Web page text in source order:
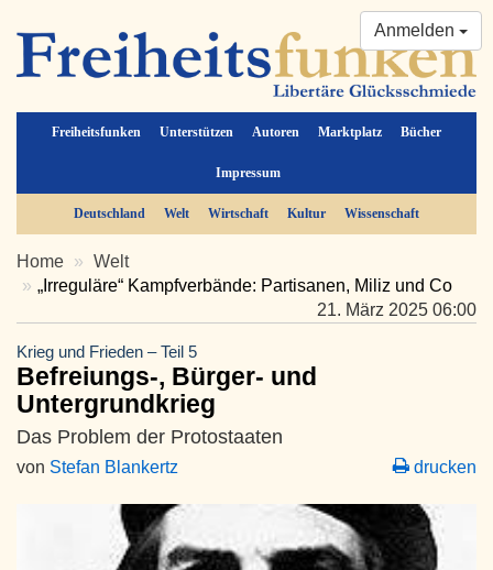
Freiheitsfunken Unterstützen Autoren Marktplatz Bücher
Impressum
Anmelden
Deutschland Welt Wirtschaft Kultur Wissenschaft
Home
Welt
„Irreguläre“ Kampfverbände: Partisanen, Miliz und Co
21. März 2025 06:00
Krieg und Frieden – Teil 5
Befreiungs-, Bürger- und
Untergrundkrieg
Das Problem der Protostaaten
von Stefan Blankertz drucken